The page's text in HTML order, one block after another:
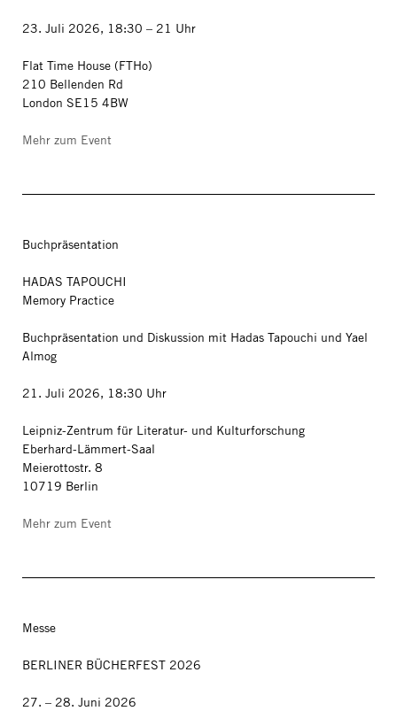
23. Juli 2026, 18:30 – 21 Uhr
Flat Time House (FTHo)
210 Bellenden Rd
London SE15 4BW
Mehr zum Event
Buchpräsentation
HADAS TAPOUCHI
Memory Practice
Buchpräsentation und Diskussion mit Hadas Tapouchi und Yael
Almog
21. Juli 2026, 18:30 Uhr
Leipniz-Zentrum für Literatur- und Kulturforschung
Eberhard-Lämmert-Saal
Meierottostr. 8
10719 Berlin
Mehr zum Event
Messe
BERLINER BÜCHERFEST 2026
27. – 28. Juni 2026